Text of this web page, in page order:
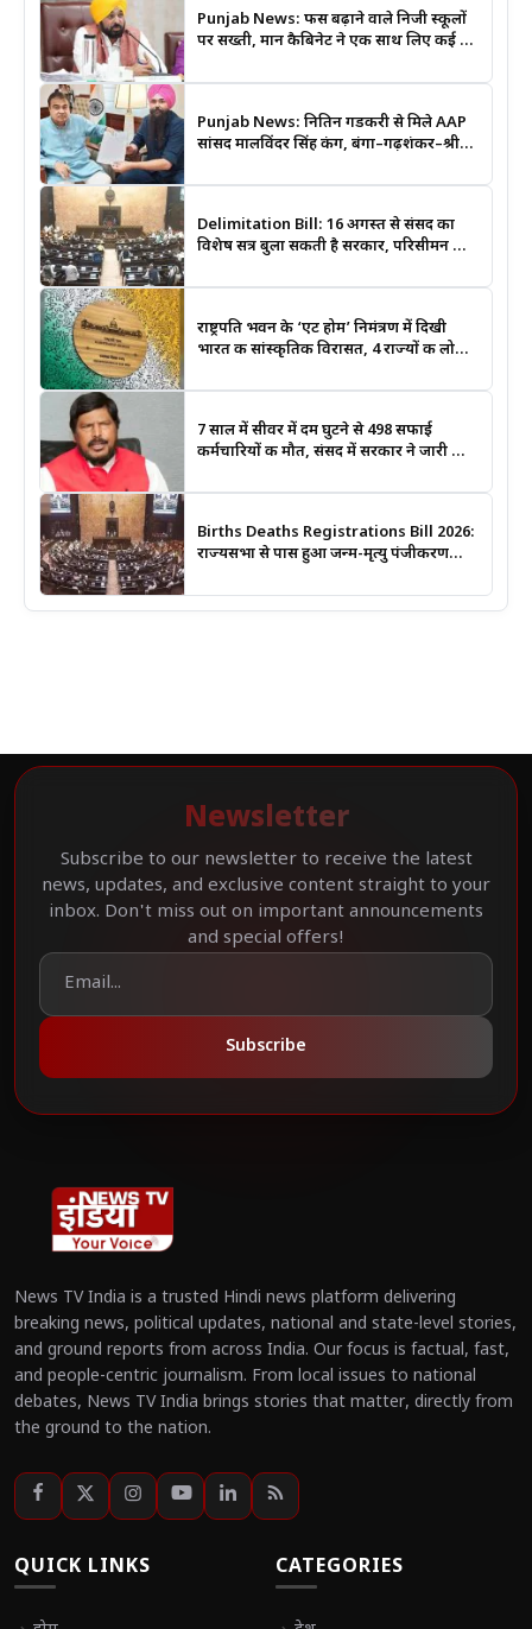
Punjab News: फीस बढ़ाने वाले निजी स्कूलों
पर सख्ती, मान कैबिनेट ने एक साथ लिए कई बड़े
Punjab News: नितिन गडकरी से मिले AAP
सांसद मालविंदर सिंह कंग, बंगा–गढ़शंकर–श्री
बनाने की उठाई मांग
Delimitation Bill: 16 अगस्त से संसद का
विशेष सत्र बुला सकती है सरकार, परिसीमन और
राष्ट्रपति भवन के ‘एट होम’ निमंत्रण में दिखी
भारत की सांस्कृतिक विरासत, 4 राज्यों की लोक
7 साल में सीवर में दम घुटने से 498 सफाई
कर्मचारियों की मौत, संसद में सरकार ने जारी किए
Births Deaths Registrations Bill 2026:
राज्यसभा से पास हुआ जन्म-मृत्यु पंजीकरण
लगेगा कोर्ट का आदेश
Newsletter
Subscribe to our newsletter to receive the latest
news, updates, and exclusive content straight to your
inbox. Don't miss out on important announcements
and special offers!
Subscribe
News TV India is a trusted Hindi news platform delivering
breaking news, political updates, national and state-level stories,
and ground reports from across India. Our focus is factual, fast,
and people-centric journalism. From local issues to national
debates, News TV India brings stories that matter, directly from
the ground to the nation.
QUICK LINKS CATEGORIES